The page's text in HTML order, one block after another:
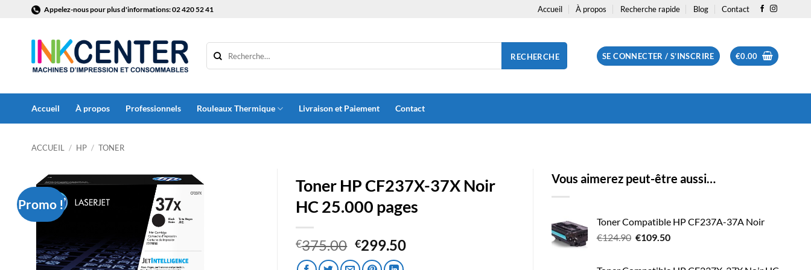
contenu
Appelez-nous pour plus d'informations: 02 420 52 41 Accueil À propos Recherche rapide Blog Contact
RECHERCHE SE CONNECTER / S’INSCRIRE €0.00
Accueil À propos Professionnels Rouleaux Thermique Livraison et Paiement Contact
ACCUEIL / HP / TONER
Promo !
Toner HP CF237X-37X Noir
HC 25.000 pages
€375.00 Le
prix
€299.50Le
Vous aimerez peut-être aussi…
Toner Compatible HP CF237A-37A Noir
€124.90 Le
€109.50Le